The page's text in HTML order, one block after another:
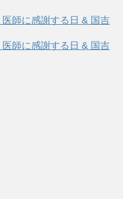
師に感謝する日 & 国吉
師に感謝する日 & 国吉